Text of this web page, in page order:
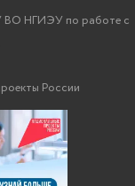
ВО НГИЭУ по работе с
России